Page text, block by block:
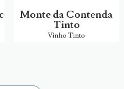
Monte da Contenda
Tinto
Vinho Tinto